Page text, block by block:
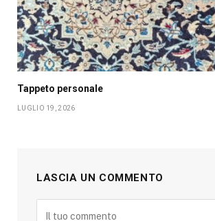
Tappeto personale
LUGLIO 19, 2026
LASCIA UN COMMENTO